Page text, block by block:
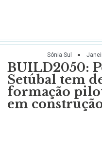
Sónia Sul
BUILD2050:
Setúbal tem
formação
em